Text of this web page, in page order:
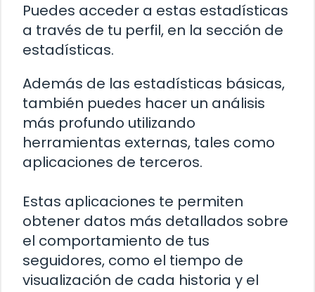
Puedes acceder a estas estadísticas
a través de tu perfil, en la sección de
estadísticas.
Además de las estadísticas básicas,
también puedes hacer un análisis
más profundo utilizando
herramientas externas, tales como
aplicaciones de terceros.
Estas aplicaciones te permiten
obtener datos más detallados sobre
el comportamiento de tus
seguidores, como el tiempo de
visualización de cada historia y el